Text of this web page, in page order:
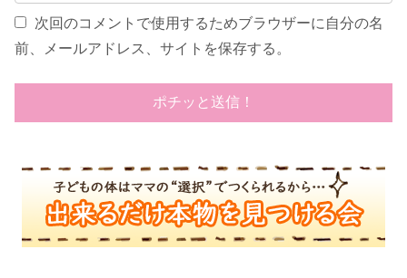
次回のコメントで使用するためブラウザーに自分の名
前、メールアドレス、サイトを保存する。